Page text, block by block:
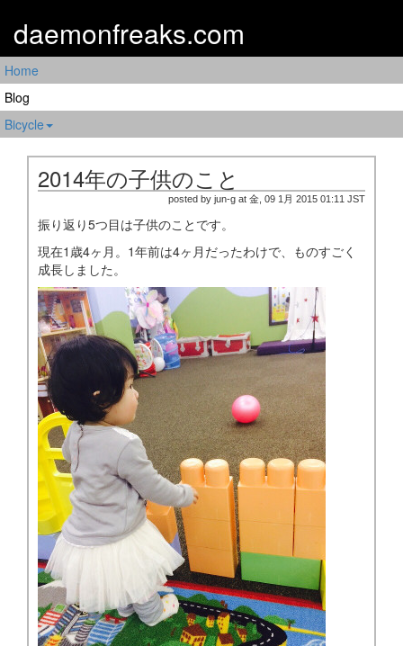
daemonfreaks.com
Home
Blog
Bicycle
2014年の子供のこと
posted by jun-g at 金, 09 1月 2015 01:11 JST
振り返り5つ目は子供のことです。
現在1歳4ヶ月。1年前は4ヶ月だったわけで、ものすごく
成長しました。